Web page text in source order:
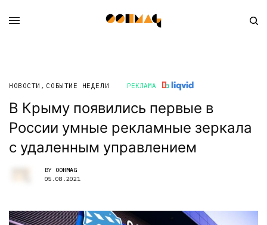
НОВОСТИ , СОБЫТИЕ НЕДЕЛИ РЕКЛАМА
В Крыму появились первые в
России умные рекламные зеркала
с удаленным управлением
BY OOHMAG
05.08.2021